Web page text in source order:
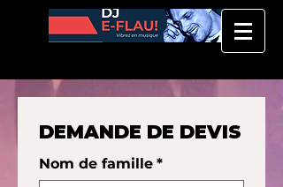
DEMANDE DE DEVIS
Nom de famille *